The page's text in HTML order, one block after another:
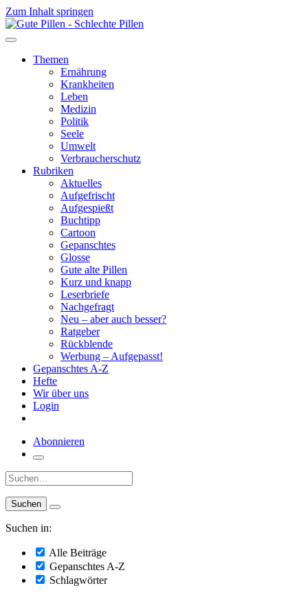
Zum Inhalt springen
Themen
Ernährung
Krankheiten
Leben
Medizin
Politik
Seele
Umwelt
Verbraucherschutz
Rubriken
Aktuelles
Aufgefrischt
Aufgespießt
Buchtipp
Cartoon
Gepanschtes
Glosse
Gute alte Pillen
Kurz und knapp
Leserbriefe
Nachgefragt
Neu – aber auch besser?
Ratgeber
Rückblende
Werbung – Aufgepasst!
Gepanschtes A-Z
Hefte
Wir über uns
Login
Abonnieren
Suche:
Suchen in:
Alle Beiträge
Gepanschtes A-Z
Schlagwörter